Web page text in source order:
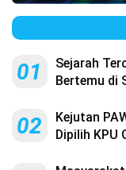
01
Sejarah
Bertemu di
02
Kejutan
Dipilih KPU